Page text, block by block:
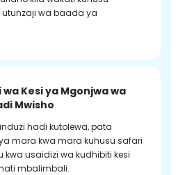
wa baada ya
wa Kesi ya Mgonjwa wa
Mwisho
hadi kutolewa, pata
mara kwa mara kuhusu safari
usaidizi wa kudhibiti kesi
mbalimbali.